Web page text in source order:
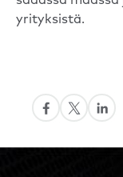
yrityksistä.